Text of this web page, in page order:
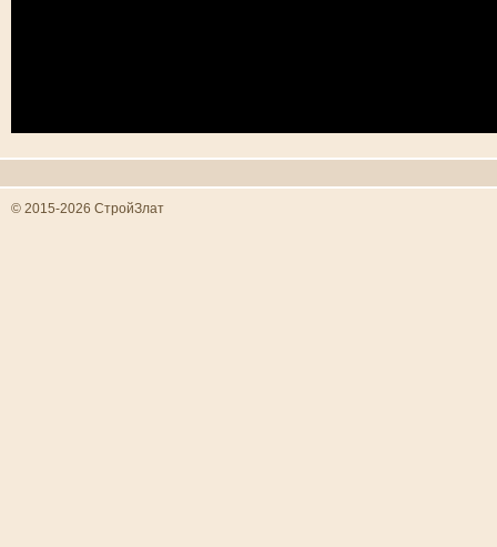
© 2015-2026 СтройЗлат